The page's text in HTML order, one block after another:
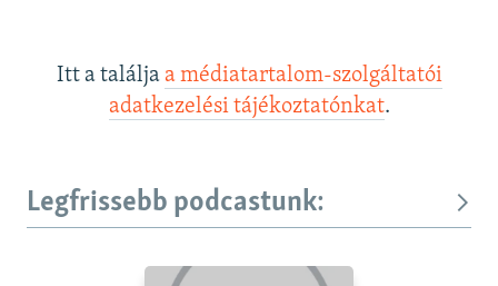
Itt a találja a médiatartalom-szolgáltatói
adatkezelési tájékoztatónkat.
Legfrissebb podcastunk: